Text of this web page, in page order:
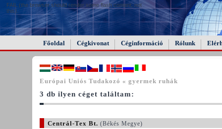
FAIL (the browser should render some flash content, not
this).
Főoldal Cégkivonat Céginformáció Rólunk
Európai Uniós Tudakozó « gyermek ruhák
3 db ilyen céget találtam:
Centrál-Tex Bt. (Békés Megye)